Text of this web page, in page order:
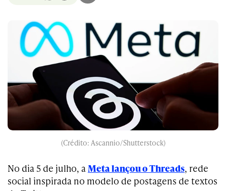
(Crédito: Ascannio/Shutterstock)
No dia 5 de julho, aMeta lançou o Threads, rede
social inspirada no modelo de postagens de textos